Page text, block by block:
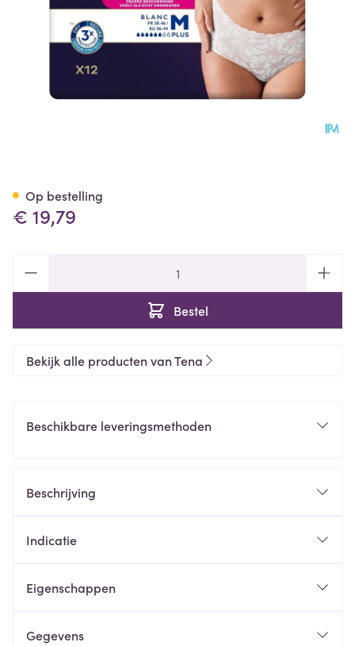
€ 19,79
Bestel
Op bestelling
Bekijk alle producten van Tena
Beschikbare leveringsmethoden
Beschrijving
Indicatie
Eigenschappen
Gegevens